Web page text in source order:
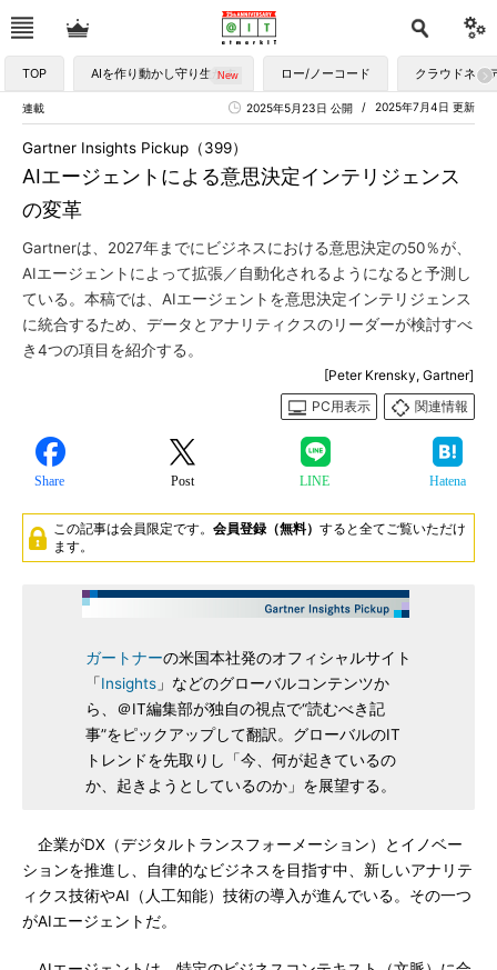
TOP AIを作り動かし守り生かす ロー/ノーコード クラウドネイ
連載 2025年7月4日 更新
2025年5月23日 公開
AIエージェントによる意思決定インテリジェンス
の変革
Gartner Insights Pickup（399）
Gartnerは、2027年までにビジネスにおける意思決定の50％が、
AIエージェントによって拡張／自動化されるようになると予測し
ている。本稿では、AIエージェントを意思決定インテリジェンス
に統合するため、データとアナリティクスのリーダーが検討すべ
き4つの項目を紹介する。
[Peter Krensky, Gartner]
PC用表示
関連情報
Share Post LINE Hatena
この記事は会員限定です。 会員登録（無料） すると全てご覧いただけ
ます。
ガートナーの米国本社発のオフィシャルサイト
「Insights」などのグローバルコンテンツか
ら、＠IT編集部が独自の視点で“読むべき記
事”をピックアップして翻訳。グローバルのIT
トレンドを先取りし「今、何が起きているの
か、起きようとしているのか」を展望する。
企業がDX（デジタルトランスフォーメーション）とイノベー
ションを推進し、自律的なビジネスを目指す中、新しいアナリテ
ィクス技術やAI（人工知能）技術の導入が進んでいる。その一つ
がAIエージェントだ。